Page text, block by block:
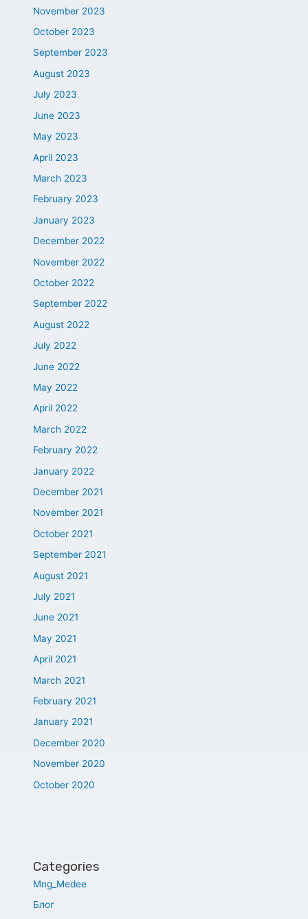
November 2023
October 2023
September 2023
August 2023
July 2023
June 2023
May 2023
April 2023
March 2023
February 2023
January 2023
December 2022
November 2022
October 2022
September 2022
August 2022
July 2022
June 2022
May 2022
April 2022
March 2022
February 2022
January 2022
December 2021
November 2021
October 2021
September 2021
August 2021
July 2021
June 2021
May 2021
April 2021
March 2021
February 2021
January 2021
December 2020
November 2020
October 2020
Categories
Mng_Medee
Блог